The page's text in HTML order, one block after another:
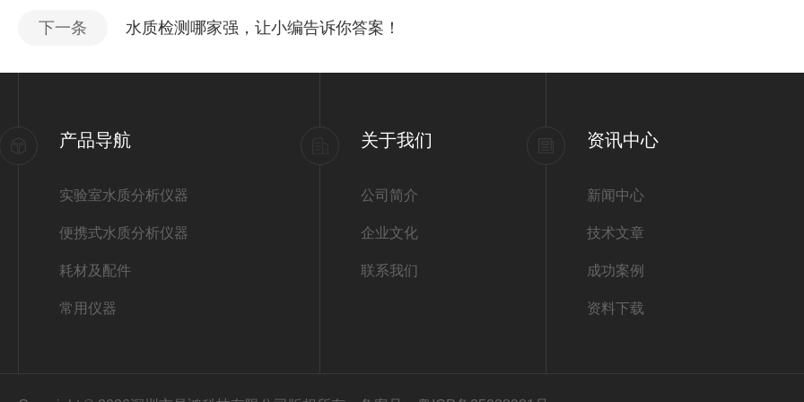
下一条 水质检测哪家强，让小编告诉你答案！
产品导航
实验室水质分析仪器
便携式水质分析仪器
耗材及配件
常用仪器
关于我们
公司简介
企业文化
联系我们
资讯中心
新闻中心
技术文章
成功案例
资料下载